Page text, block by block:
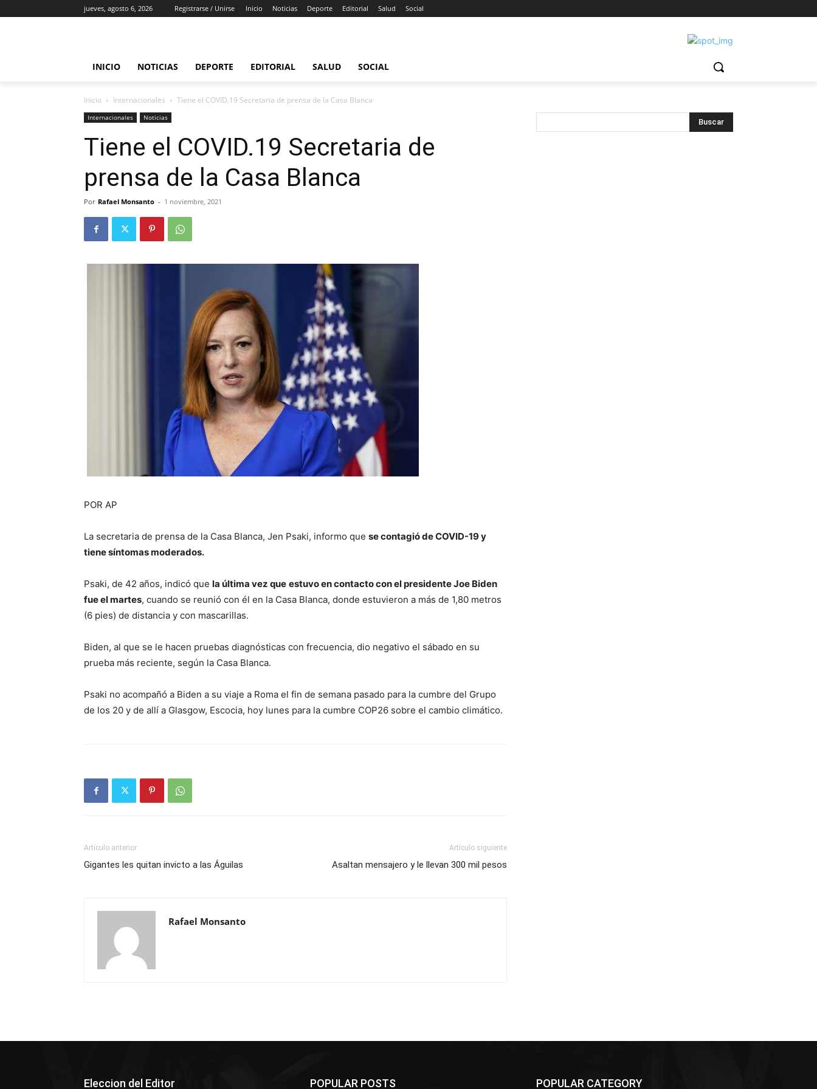
jueves, agosto 6, 2026 Registrarse / Unirse Inicio Noticias Deporte Editorial Salud Social
INICIO NOTICIAS DEPORTE EDITORIAL SALUD SOCIAL
Inicio Internacionales Tiene el COVID.19 Secretaria de prensa de la Casa Blanca
Internacionales Noticias
Tiene el COVID.19 Secretaria de
prensa de la Casa Blanca
Por Rafael Monsanto - 1 noviembre, 2021
POR AP
La secretaria de prensa de la Casa Blanca, Jen Psaki, informo que se contagió de COVID-19 y
tiene síntomas moderados.
Psaki, de 42 años, indicó que la última vez que estuvo en contacto con el presidente Joe Biden
fue el martes, cuando se reunió con él en la Casa Blanca, donde estuvieron a más de 1,80 metros
(6 pies) de distancia y con mascarillas.
Biden, al que se le hacen pruebas diagnósticas con frecuencia, dio negativo el sábado en su
prueba más reciente, según la Casa Blanca.
Psaki no acompañó a Biden a su viaje a Roma el fin de semana pasado para la cumbre del Grupo
de los 20 y de allí a Glasgow, Escocia, hoy lunes para la cumbre COP26 sobre el cambio climático.
Artículo anterior
Gigantes les quitan invicto a las Águilas
Artículo siguiente
Asaltan mensajero y le llevan 300 mil pesos
Rafael Monsanto
Eleccion del Editor POPULAR POSTS POPULAR CATEGORY